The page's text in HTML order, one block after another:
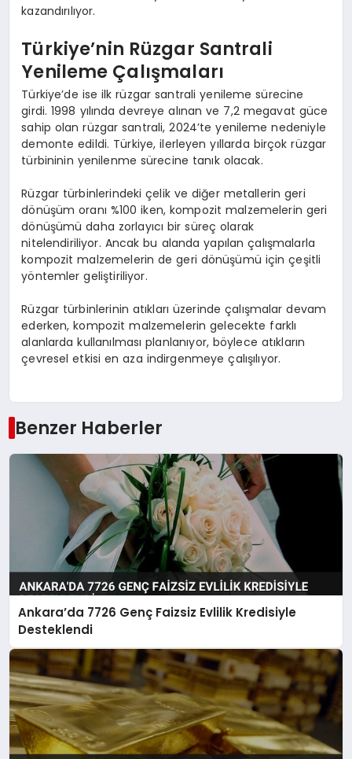
kazandırılıyor.
Türkiye’nin Rüzgar Santrali
Yenileme Çalışmaları
Türkiye’de ise ilk rüzgar santrali yenileme sürecine
girdi. 1998 yılında devreye alınan ve 7,2 megavat güce
sahip olan rüzgar santrali, 2024’te yenileme nedeniyle
demonte edildi. Türkiye, ilerleyen yıllarda birçok rüzgar
türbininin yenilenme sürecine tanık olacak.
Rüzgar türbinlerindeki çelik ve diğer metallerin geri
dönüşüm oranı %100 iken, kompozit malzemelerin geri
dönüşümü daha zorlayıcı bir süreç olarak
nitelendiriliyor. Ancak bu alanda yapılan çalışmalarla
kompozit malzemelerin de geri dönüşümü için çeşitli
yöntemler geliştiriliyor.
Rüzgar türbinlerinin atıkları üzerinde çalışmalar devam
ederken, kompozit malzemelerin gelecekte farklı
alanlarda kullanılması planlanıyor, böylece atıkların
çevresel etkisi en aza indirgenmeye çalışılıyor.
Benzer Haberler
Ankara’da 7726 Genç Faizsiz Evlilik Kredisiyle
Desteklendi